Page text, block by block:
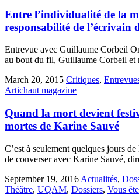
Entre l’individualité de la
responsabilité de l’écrivain
Entrevue avec Guillaume Corbeil
au bout du fil, Guillaume Corbeil
March 20, 2015 Critiques,
Artichaut magazine
Quand la mort devient
mortes de Karine Sauvé
C’est à seulement quelques jours
de converser avec Karine Sauvé,
September 19, 2016 Actualités,
Théâtre, UQAM, Dossiers, Vous